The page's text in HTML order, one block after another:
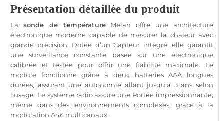
Présentation détaillée du produit
La sonde de température Meian offre une architecture
électronique moderne capable de mesurer la chaleur avec
grande précision. Dotée d’unCapteur intégré, elle garantit
unesurveillance constante basée sur une électronique
calibrée et testée pour offrir une fiabilité maximale. Le
module fonctionne grâce à deux batteries AAA longues
durées, assurant une autonomie allant jusqu’à 3 ans selon
l’usage. Le systèmeradio assure une Portée impressionnante,
même dans des environnements complexes, grâce à la
modulation ASK multicanaux.